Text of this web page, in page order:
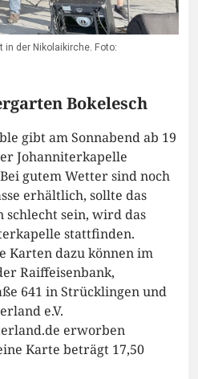
in der Nikolaikirche. Foto:
Bokelesch
gibt am Sonnabend ab 19
Johanniterkapelle
gutem Wetter sind noch
erhältlich, sollte das
sein, wird das
stattfinden.
Karten dazu können im
Raiffeisenbank,
641 in Strücklingen und
e.V.
erworben
Karte beträgt 17,50